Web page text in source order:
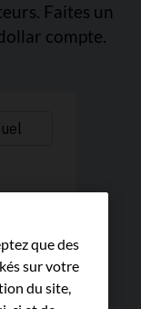
Faites un
compte.
que des
sur votre
du site,